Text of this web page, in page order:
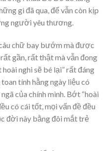
gì đã qua, để vẫn còn kịp
người yêu thương.
chữ bay bướm mà được
gần, rất thật mà vẫn đong
nghi sẽ bé lại” rất đáng
tính hằng ngày liệu có
của chính mình. Bớt “hoài
có cái tốt, mọi vấn đề đều
đời này bằng đôi mắt trẻ